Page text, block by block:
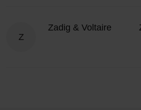
Z
Zadig & Voltaire